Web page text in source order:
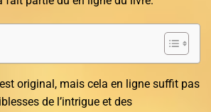
original, mais cela en ligne suffit pas
de l’intrigue et des